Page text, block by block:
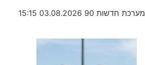
מערכת חדשות 90 03.08.2026
15:15